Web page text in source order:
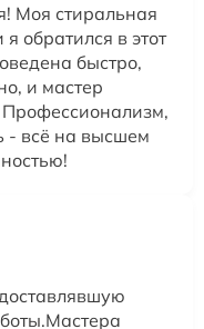
Моя стиральная
обратился в этот
быстро,
и мастер
- всё на высшем